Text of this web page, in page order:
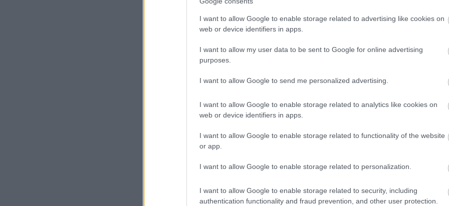
I want to allow Google to enable storage related to advertising like cookies on
web or device identifiers in apps.
I want to allow my user data to be sent to Google for online advertising
purposes.
I want to allow Google to send me personalized advertising.
I want to allow Google to enable storage related to analytics like cookies on
web or device identifiers in apps.
I want to allow Google to enable storage related to functionality of the website
or app.
I want to allow Google to enable storage related to personalization.
I want to allow Google to enable storage related to security, including
authentication functionality and fraud prevention, and other user protection.